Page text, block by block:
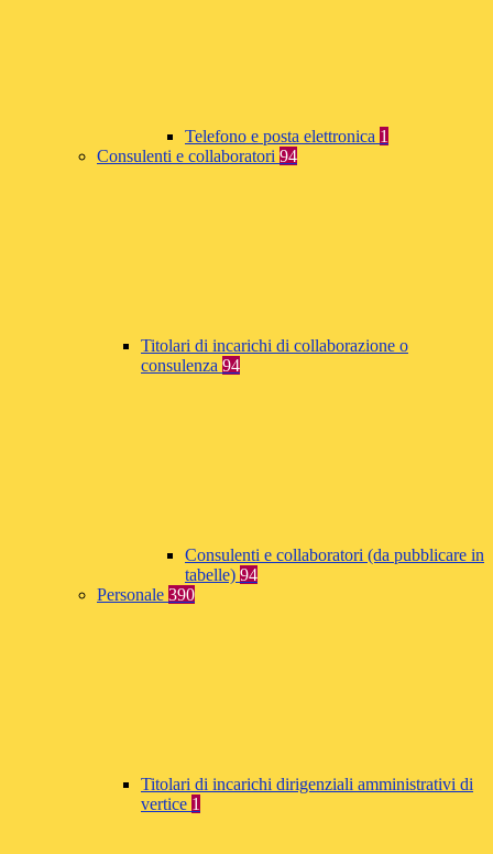
Telefono e posta elettronica 1
Consulenti e collaboratori 94
Titolari di incarichi di collaborazione o
consulenza 94
Consulenti e collaboratori (da pubblicare in
tabelle) 94
Personale 390
Titolari di incarichi dirigenziali amministrativi di
vertice 1